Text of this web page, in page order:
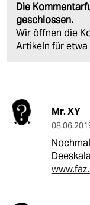
Die
geschlossen.
Wir öffnen die
Artikeln für etwa
Mr. XY